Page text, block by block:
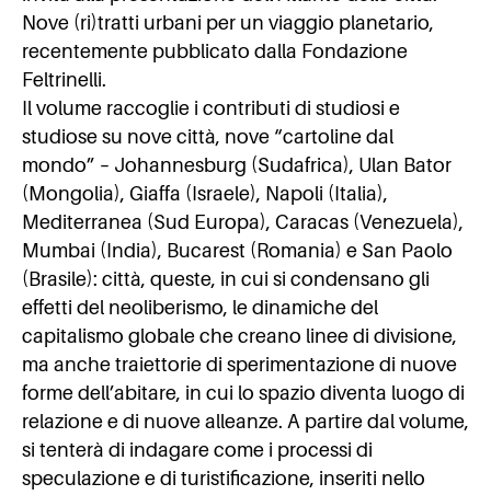
Nove (ri)tratti urbani per un viaggio planetario,
recentemente pubblicato dalla Fondazione
Feltrinelli.
Il volume raccoglie i contributi di studiosi e
studiose su nove città, nove “cartoline dal
mondo” – Johannesburg (Sudafrica), Ulan Bator
(Mongolia), Giaffa (Israele), Napoli (Italia),
Mediterranea (Sud Europa), Caracas (Venezuela),
Mumbai (India), Bucarest (Romania) e San Paolo
(Brasile): città, queste, in cui si condensano gli
effetti del neoliberismo, le dinamiche del
capitalismo globale che creano linee di divisione,
ma anche traiettorie di sperimentazione di nuove
forme dell’abitare, in cui lo spazio diventa luogo di
relazione e di nuove alleanze. A partire dal volume,
si tenterà di indagare come i processi di
speculazione e di turistificazione, inseriti nello